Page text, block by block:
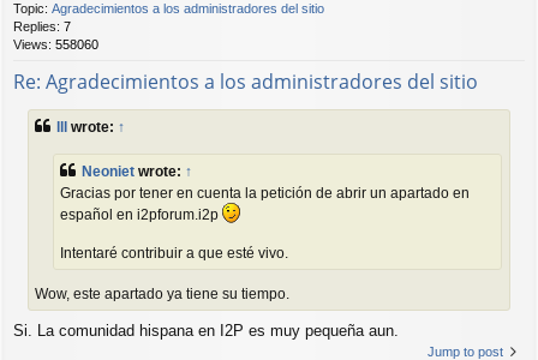
Topic: Agradecimientos a los administradores del sitio
Replies: 7
Views: 558060
Re: Agradecimientos a los administradores del sitio
lll wrote: ↑
Neoniet wrote: ↑
Gracias por tener en cuenta la petición de abrir un apartado en
español en i2pforum.i2p
Intentaré contribuir a que esté vivo.
Wow, este apartado ya tiene su tiempo.
Si. La comunidad hispana en I2P es muy pequeña aun.
Jump to post